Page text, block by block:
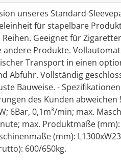
unseres Standard-
für stapelbare
Geeignet für
andere Produkte.
Transport in einen
Abfuhr. Vollständig
Bauweise. -
des Kunden abweichen
6Bar, 0,1m³/min; max.
max. Produktmaße (mm):
(mm):
600/650kg.